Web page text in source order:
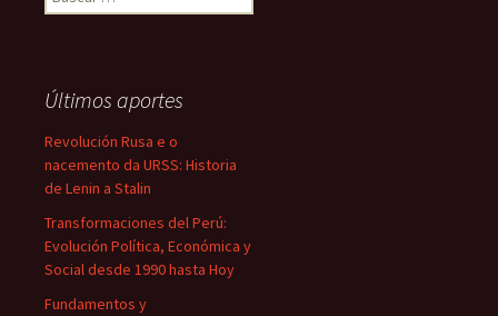
Últimos aportes
Revolución Rusa e o
nacemento da URSS: Historia
de Lenin a Stalin
Transformaciones del Perú:
Evolución Política, Económica y
Social desde 1990 hasta Hoy
Fundamentos y